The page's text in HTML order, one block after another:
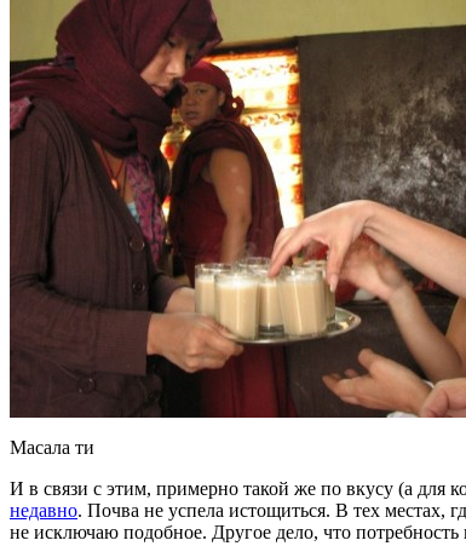
Масала ти
И в связи с этим, примерно такой же по вкусу (а для
недавно. Почва не успела истощиться. В тех местах,
не исключаю подобное. Другое дело, что